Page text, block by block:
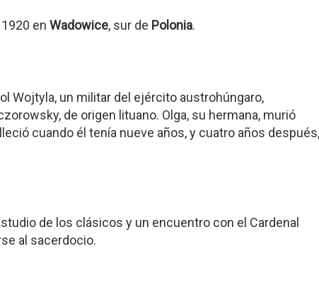
en Wadowice, sur de Polonia.
Wojtyla, un militar del ejército austrohúngaro,
de origen lituano. Olga, su hermana, murió
cuando él tenía nueve años, y cuatro años después,
de los clásicos y un encuentro con el Cardenal
al sacerdocio.